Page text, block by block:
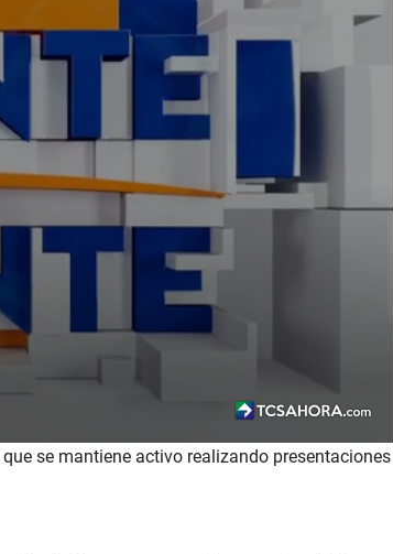
se mantiene activo realizando presentaciones